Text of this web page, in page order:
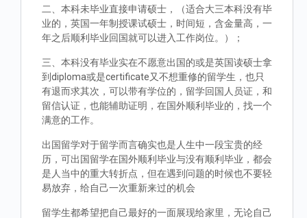
二、本科未毕业直接申请硕士，（适合大三本科没有毕
业的，英国一年制授课试硕士，时间短，含金量高，一
年之后顺利毕业回国就可以进入工作岗位。）；
三、本科没有毕业实在不愿意出国的或是英国读硕士拿
到diploma或是certificate又不想重修的留学生，也只
有退而求其次，可以带有学位的，留学回国人员证，和
留信认证，也能辅助证明，在国外顺利毕业的，找一个
满意的工作。
出国留学对于留学而言确实也是人生中一段宝贵的经
历，可出国留学在国外顺利毕业与没有顺利毕业，都会
是人当中的重大转折点，但在遇到问题的时候也不要轻
易放弃，给自己一次重新来过的机会
留学生都希望把自己最好的一面展现给家里，无论自己